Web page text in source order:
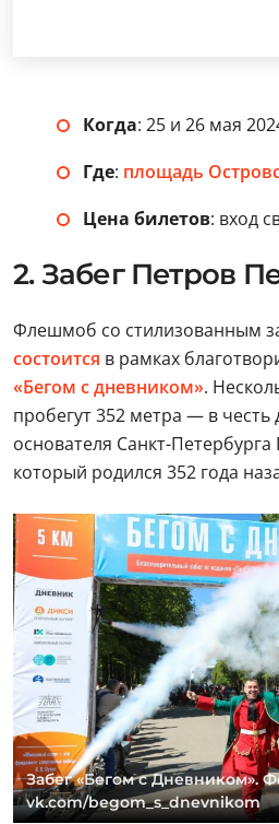
Когда: 25 и 26 мая
Где: площадь
Цена билетов: вход
2. Забег Петров
Флешмоб со стилизованным
состоится в рамках
«Бегом с дневником».
пробегут 352 метра — в
основателя Санкт-
который родился 352 года
Забег «Бегом с Дневником».
vk.com/begom_s_dnevnikom